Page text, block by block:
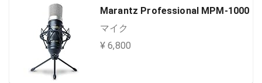
Marantz Professional MPM-1000
マイク
¥ 6,800